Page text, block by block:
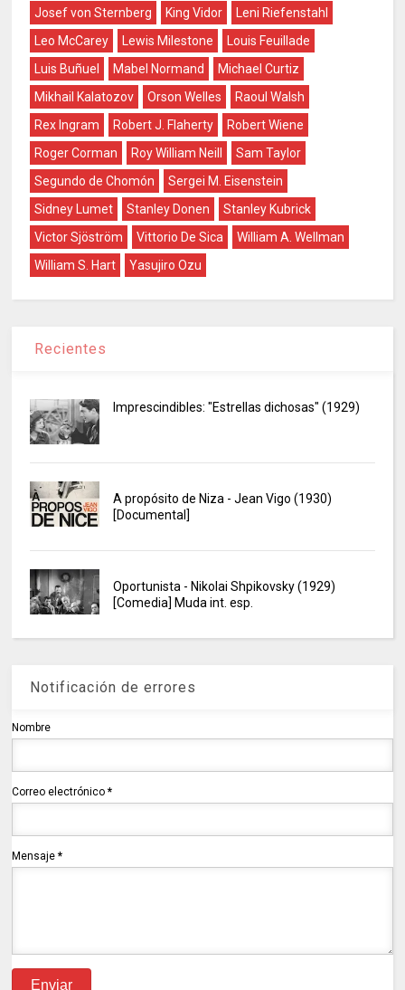
Josef von Sternberg
King Vidor
Leni Riefenstahl
Leo McCarey
Lewis Milestone
Louis Feuillade
Luis Buñuel
Mabel Normand
Michael Curtiz
Mikhail Kalatozov
Orson Welles
Raoul Walsh
Rex Ingram
Robert J. Flaherty
Robert Wiene
Roger Corman
Roy William Neill
Sam Taylor
Segundo de Chomón
Sergei M. Eisenstein
Sidney Lumet
Stanley Donen
Stanley Kubrick
Victor Sjöström
Vittorio De Sica
William A. Wellman
William S. Hart
Yasujiro Ozu
Recientes
Imprescindibles: "Estrellas dichosas" (1929)
A propósito de Niza - Jean Vigo (1930)
[Documental]
Oportunista - Nikolai Shpikovsky (1929)
[Comedia] Muda int. esp.
Notificación de errores
Nombre
Correo electrónico*
Mensaje*